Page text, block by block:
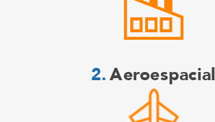
Aeroespacial